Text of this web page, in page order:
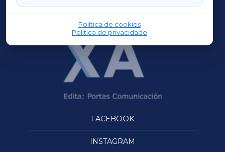
Política de cookies
Política de privacidade
OURENSEXA
FACEBOOK
INSTAGRAM